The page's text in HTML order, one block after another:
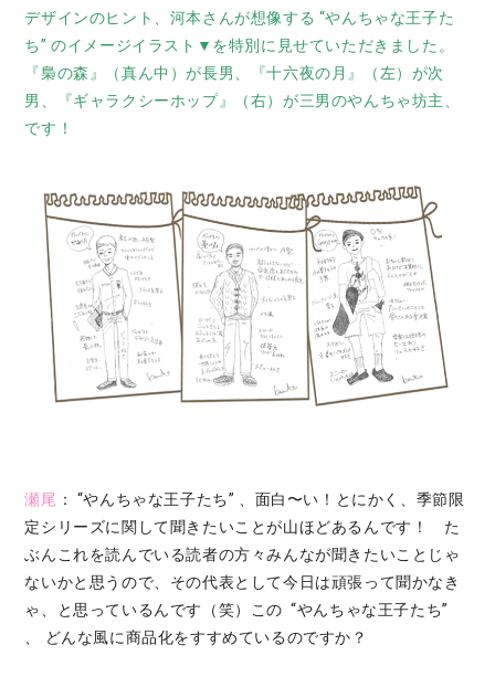
デザインのヒント、河本さんが想像する “やんちゃな王子た
ち” のイメージイラスト▼を特別に見せていただきました。
『梟の森』（真ん中）が長男、『十六夜の月』（左）が次
男、『ギャラクシーホップ』（右）が三男のやんちゃ坊主、
です！
瀬尾 ： “やんちゃな王子たち” 、面白〜い！とにかく、季節限
定シリーズに関して聞きたいことが山ほどあるんです！ た
ぶんこれを読んでいる読者の方々みんなが聞きたいことじゃ
ないかと思うので、その代表として今日は頑張って聞かなき
ゃ、と思っているんです（笑）この “やんちゃな王子たち”
、 どんな風に商品化をすすめているのですか？